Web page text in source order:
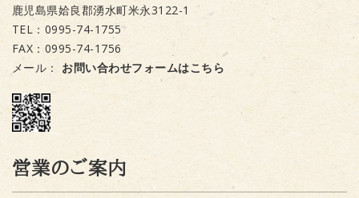
鹿児島県姶良郡湧水町米永3122-1
TEL：0995-74-1755
FAX：0995-74-1756
メール： お問い合わせフォームはこちら
営業のご案内